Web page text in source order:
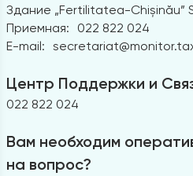
Здание „Fertilitatea-Chișinău”
Приемная:
022 822 024
E-mail:
Центр Поддержки и
022 822 024
Вам необходим
на вопрос?